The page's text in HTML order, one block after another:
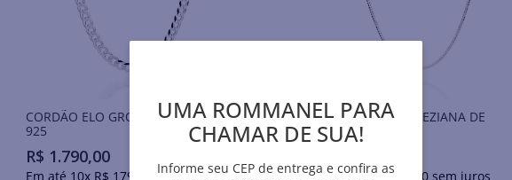
CORDÃO ELO GROUMET DE PRATA
925
R$ 1.790,00
Em até 10x R$ 179
sem juros
GARGANTILHA VENEZIANA DE
PRATA 925
Em até10x R$ 90sem juros
UMA ROMMANEL PARA
CHAMAR DE SUA!
Informe seu CEP de entrega e confira as